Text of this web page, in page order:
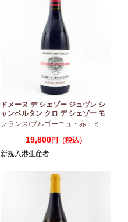
ドメーヌ デ シェゾー ジュヴレ シ
ャンベルタン クロ デ シェゾー モ
ノポール 2023 750ml
フランス/ブルゴーニュ ・ 赤：ミディアムボディ
19,800円（税込）
新規入港生産者